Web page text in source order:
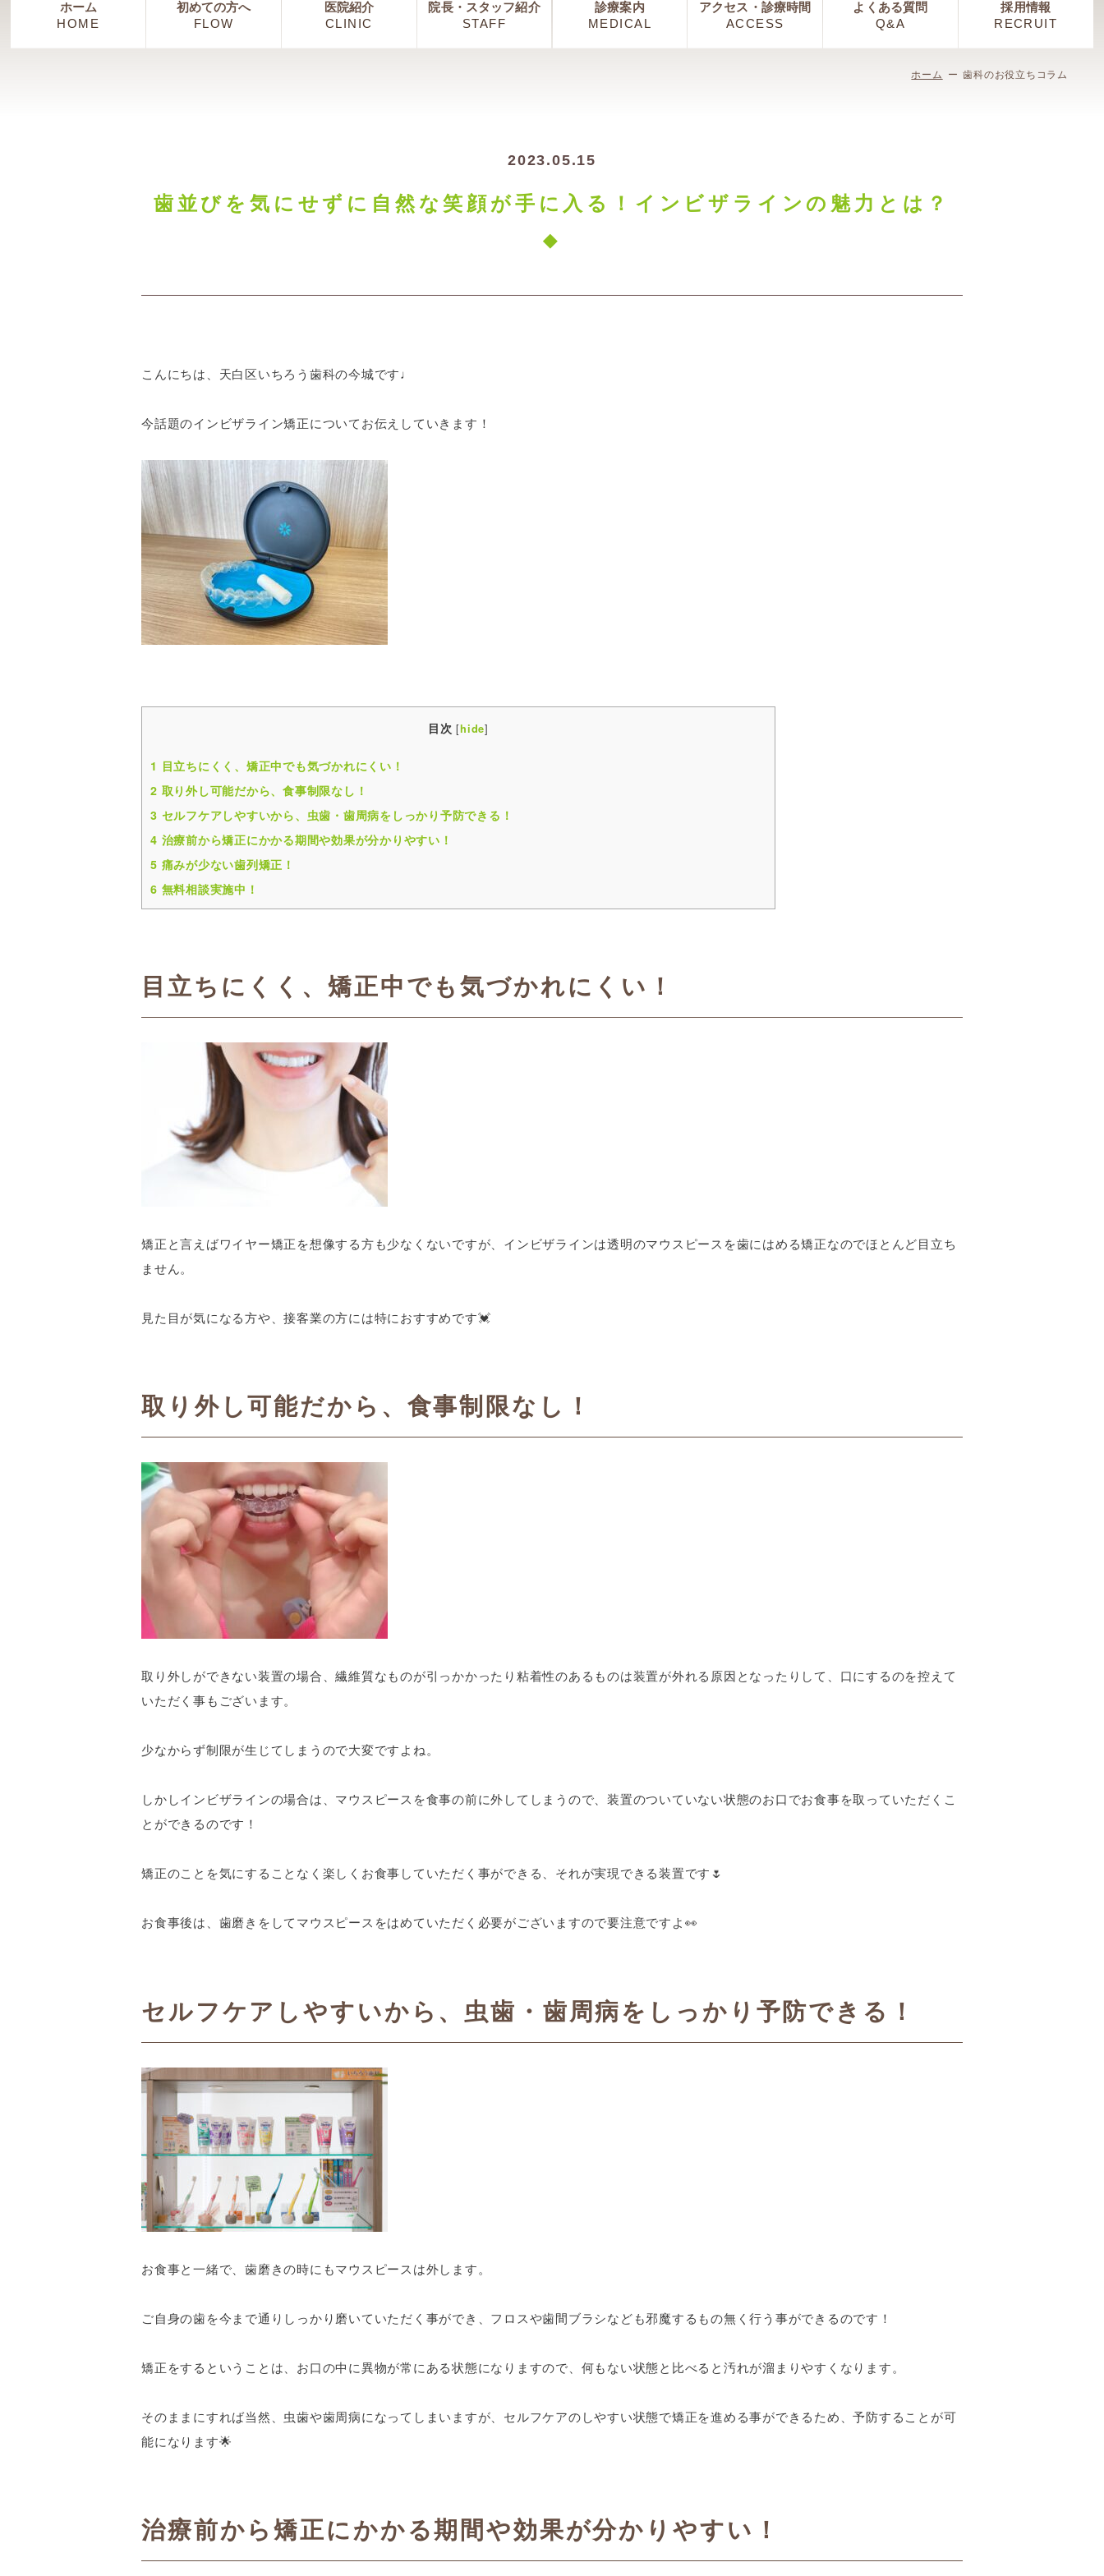
ホーム
HOME
初めての方へ
FLOW
医院紹介
CLINIC
院長・スタッフ紹介
STAFF
診療案内
MEDICAL
アクセス・診療時間
ACCESS
よくある質問
Q&A
採用情報
RECRUIT
ホーム 歯科のお役立ちコラム
2023.05.15
歯並びを気にせずに自然な笑顔が手に入る！インビザラインの魅力とは？
こんにちは、天白区いちろう歯科の今城です♩
今話題のインビザライン矯正についてお伝えしていきます！
目次 [hide]
1 目立ちにくく、矯正中でも気づかれにくい！
2 取り外し可能だから、食事制限なし！
3 セルフケアしやすいから、虫歯・歯周病をしっかり予防できる！
4 治療前から矯正にかかる期間や効果が分かりやすい！
5 痛みが少ない歯列矯正！
6 無料相談実施中！
目立ちにくく、矯正中でも気づかれにくい！
矯正と言えばワイヤー矯正を想像する方も少なくないですが、インビザラインは透明のマウスピースを歯にはめる矯正なのでほとんど目立ち
ません。
見た目が気になる方や、接客業の方には特におすすめです💓
取り外し可能だから、食事制限なし！
取り外しができない装置の場合、繊維質なものが引っかかったり粘着性のあるものは装置が外れる原因となったりして、口にするのを控えて
いただく事もございます。
少なからず制限が生じてしまうので大変ですよね。
しかしインビザラインの場合は、マウスピースを食事の前に外してしまうので、装置のついていない状態のお口でお食事を取っていただくこ
とができるのです！
矯正のことを気にすることなく楽しくお食事していただく事ができる、それが実現できる装置です🌷
お食事後は、歯磨きをしてマウスピースをはめていただく必要がございますので要注意ですよ👀
セルフケアしやすいから、虫歯・歯周病をしっかり予防できる！
お食事と一緒で、歯磨きの時にもマウスピースは外します。
ご自身の歯を今まで通りしっかり磨いていただく事ができ、フロスや歯間ブラシなども邪魔するもの無く行う事ができるのです！
矯正をするということは、お口の中に異物が常にある状態になりますので、何もない状態と比べると汚れが溜まりやすくなります。
そのままにすれば当然、虫歯や歯周病になってしまいますが、セルフケアのしやすい状態で矯正を進める事ができるため、予防することが可
能になります🌟
治療前から矯正にかかる期間や効果が分かりやすい！